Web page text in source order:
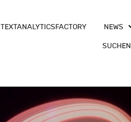
TEXTANALYTICSFACTORY NEWS
SUCHEN